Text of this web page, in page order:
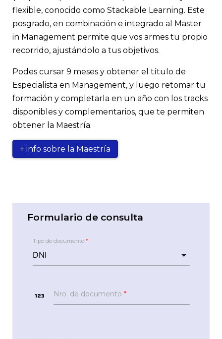
herramientas más convenientes para dar
respuesta a las preguntas formuladas. Los
conocimientos de este curso como así también
los adquiridos en los cursos previos son aplicados
fundamental de las finanzas. Al cerrar tendrás
una inmersión en conceptos clave como: costos y
medición de rentabilidad, siempre con foco en
optimizar las decisiones.
ventas.
sistemas de gestión del desempeño en la
organización.
fuentes de rentabilidad del negocio e iniciativas
para su fortalecimiento. Proyecciones financieras
para el mediano y largo plazo. Conceptos clave
para la evaluación de proyectos de inversión
teniendo en cuenta su aporte a la creación de
valor.
flexible, conocido como Stackable Learning. Este
posgrado, en combinación e integrado al Master
in Management permite que vos armes tu propio
recorrido, ajustándolo a tus objetivos.
Podes cursar 9 meses y obtener el título de
Especialista en Management, y luego retomar tu
formación y completarla en un año con los tracks
disponibles y complementarios, que te permiten
obtener la Maestría.
+ info sobre la Maestría
Formulario de consulta
Tipo de documento *
123 Nro. de documento *